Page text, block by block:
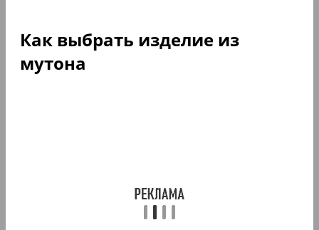
Как выбрать изделие из
мутона